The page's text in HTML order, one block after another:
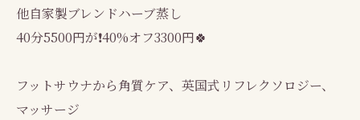
他自家製ブレンドハーブ蒸し
40分5500円が❗40%オフ3300円🍀
フットサウナから角質ケア、英国式リフレクソロジー、
マッサージ